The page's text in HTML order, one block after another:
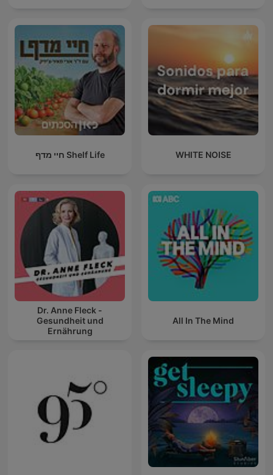
חיי מדף Shelf Life WHITE NOISE
Dr. Anne Fleck -
Gesundheit und
Ernährung
All In The Mind